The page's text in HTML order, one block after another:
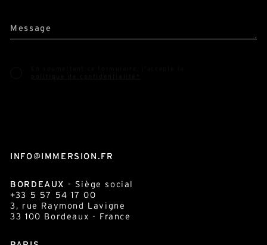
BORDEAUX- Siège social
33 100 Bordeaux - France
PARIS
Ce site est protégé par reCAPTCHA et Google :
Conditions d'utilisation.